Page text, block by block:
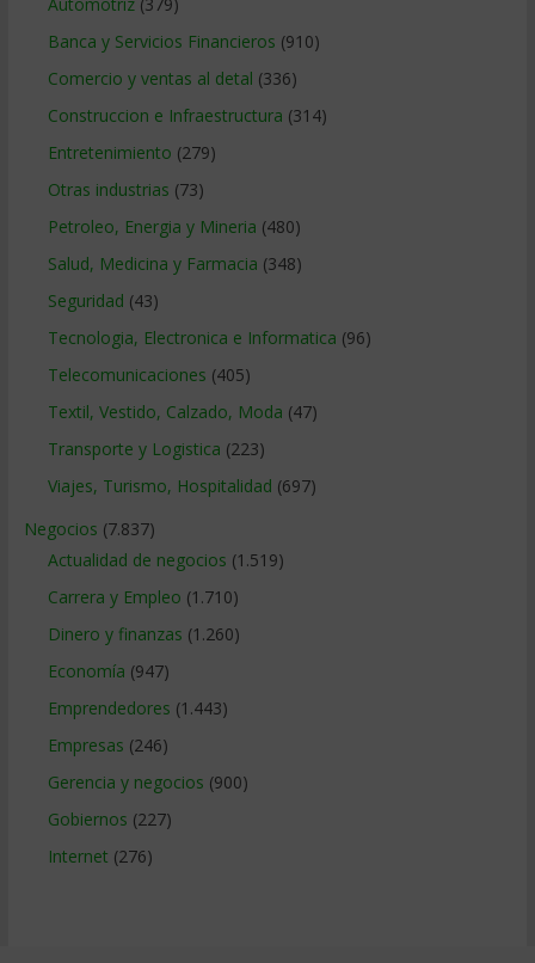
Banca y Servicios Financieros (910)
Comercio y ventas al detal (336)
Construccion e Infraestructura (314)
Entretenimiento (279)
Otras industrias (73)
Petroleo, Energia y Mineria (480)
Salud, Medicina y Farmacia (348)
Seguridad (43)
Tecnologia, Electronica e Informatica (96)
Telecomunicaciones (405)
Textil, Vestido, Calzado, Moda (47)
Transporte y Logistica (223)
Viajes, Turismo, Hospitalidad (697)
Negocios (7.837)
Actualidad de negocios (1.519)
Carrera y Empleo (1.710)
Dinero y finanzas (1.260)
Economía (947)
Emprendedores (1.443)
Empresas (246)
Gerencia y negocios (900)
Gobiernos (227)
Internet (276)